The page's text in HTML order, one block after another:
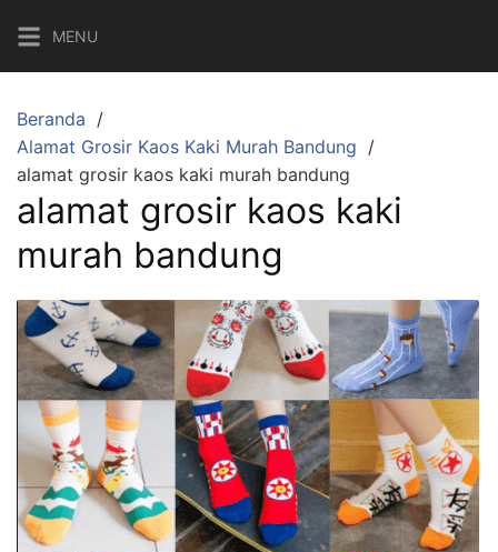
ke
konten
MENU
Beranda
Alamat Grosir Kaos Kaki Murah Bandung
alamat grosir kaos kaki murah bandung
alamat grosir kaos kaki
murah bandung